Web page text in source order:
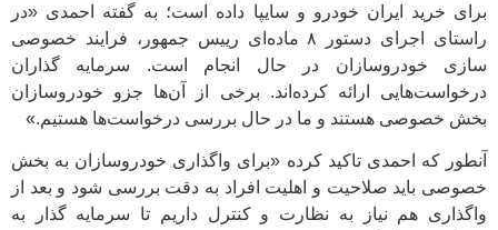
برای خرید ایران خودرو و سایپا داده است؛ به گفته احمدی «در
راستای اجرای دستور ۸ ماده‌ای رییس جمهور، فرایند خصوصی
سازی خودروسازان در حال انجام است. سرمایه گذاران
درخواست‌هایی ارائه کرده‌اند. برخی از آن‌ها جزو خودروسازان
بخش خصوصی هستند و ما در حال بررسی درخواست‌ها هستیم.»
آنطور که احمدی تاکید کرده «برای واگذاری خودروسازان به بخش
خصوصی باید صلاحیت و اهلیت افراد به دقت بررسی شود و بعد از
واگذاری هم نیاز به نظارت و کنترل داریم تا سرمایه گذار به